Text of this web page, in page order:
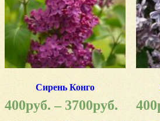
Сирень Конго
400руб. – 3700руб. 400